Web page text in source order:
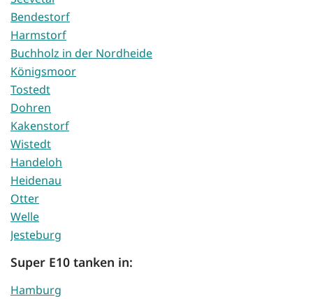
Bendestorf
Harmstorf
Buchholz in der Nordheide
Königsmoor
Tostedt
Dohren
Kakenstorf
Wistedt
Handeloh
Heidenau
Otter
Welle
Jesteburg
Super E10 tanken in:
Hamburg